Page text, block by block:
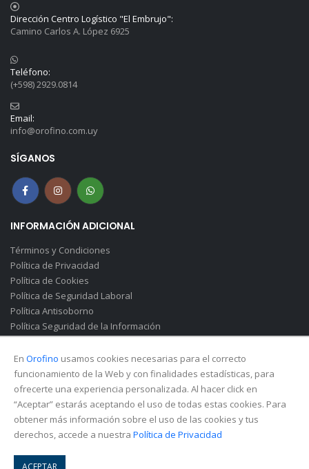
Dirección Centro Logístico "El Embrujo":
Camino Carlos A. López 6925
Teléfono:
(+598) 2929.0814
Email:
info@orofino.com.uy
SÍGANOS
INFORMACIÓN ADICIONAL
Términos y Condiciones
Política de Privacidad
Política de Cookies
Política de Seguridad Laboral
Política Antisoborno
Política Seguridad de la Información
© Copyright 2026. All Rights Reserved.
En Orofino usamos cookies necesarias para el correcto
funcionamiento de la Web y con finalidades estadísticas, para
ofrecerte una experiencia personalizada. Al hacer click en
“Aceptar” estarás aceptando el uso de todas estas cookies. Para
obtener más información sobre el uso de las cookies y tus
derechos, accede a nuestra Política de Privacidad
ACEPTAR